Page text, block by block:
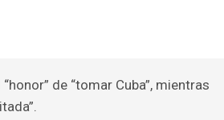
de “tomar Cuba”, mientras